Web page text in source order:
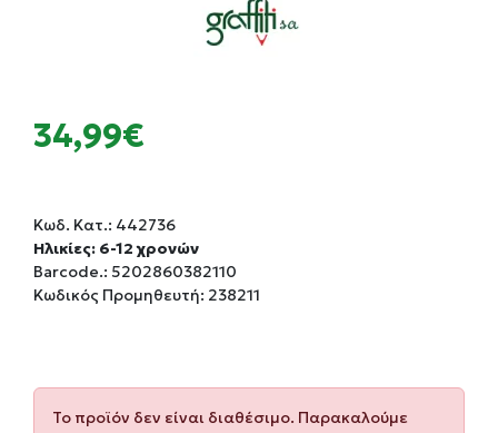
34,99€
Κωδ. Κατ.: 442736
Ηλικίες: 6-12 χρονών
Barcode.: 5202860382110
Κωδικός Προμηθευτή: 238211
Το προϊόν δεν είναι διαθέσιμο. Παρακαλούμε